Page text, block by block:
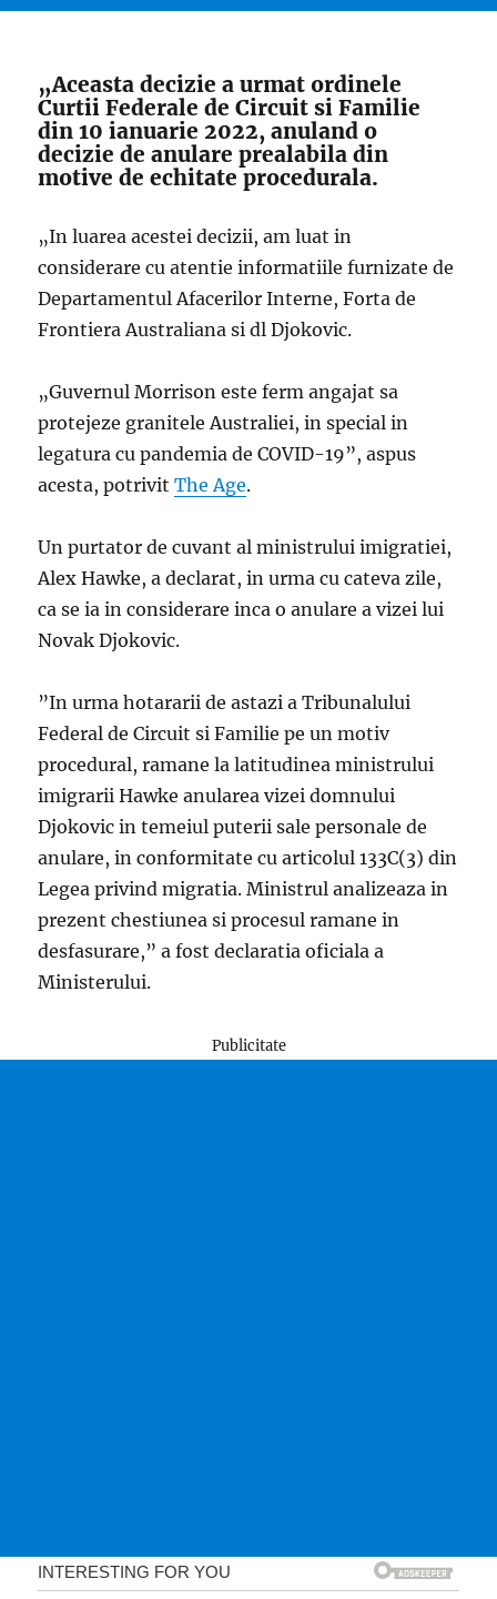
„Aceasta decizie a urmat ordinele
Curtii Federale de Circuit si Familie
din 10 ianuarie 2022, anuland o
decizie de anulare prealabila din
motive de echitate procedurala.
„In luarea acestei decizii, am luat in
considerare cu atentie informatiile furnizate de
Departamentul Afacerilor Interne, Forta de
Frontiera Australiana si dl Djokovic.
„Guvernul Morrison este ferm angajat sa
protejeze granitele Australiei, in special in
legatura cu pandemia de COVID-19”, aspus
acesta, potrivitThe Age.
Un purtator de cuvant al ministrului imigratiei,
Alex Hawke, a declarat, in urma cu cateva zile,
ca se ia in considerare inca o anulare a vizei lui
Novak Djokovic.
”In urma hotararii de astazi a Tribunalului
Federal de Circuit si Familie pe un motiv
procedural, ramane la latitudinea ministrului
imigrarii Hawke anularea vizei domnului
Djokovic in temeiul puterii sale personale de
anulare, in conformitate cu articolul 133C(3) din
Legea privind migratia. Ministrul analizeaza in
prezent chestiunea si procesul ramane in
desfasurare,” a fost declaratia oficiala a
Ministerului.
Publicitate